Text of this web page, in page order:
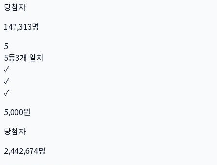
당첨자
147,313명
5
5등3개 일치
✓
✓
✓
5,000원
당첨자
2,442,674명